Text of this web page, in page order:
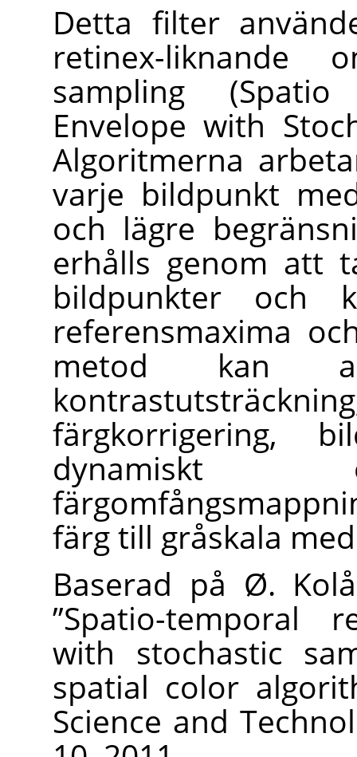
Detta filter
retinex-liknande
sampling (Spatio
Envelope with
Algoritmerna
varje bildpunkt
och lägre
erhålls genom att
bildpunkter och
referensmaxima
metod kan
färgkorrigering,
dynamiskt
färg till gråskala
Baserad på Ø.
”Spatio-temporal
with stochastic
spatial color
Science and